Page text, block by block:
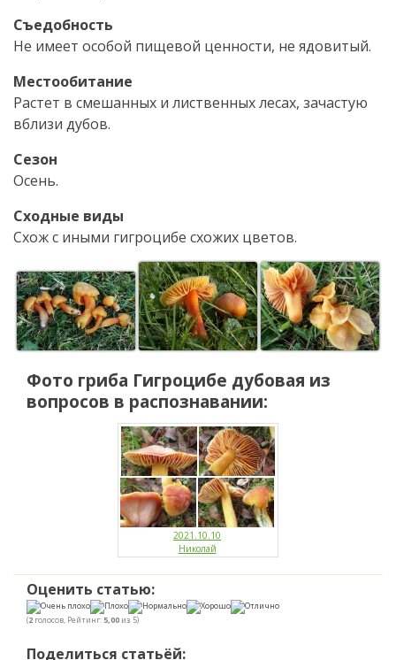
Съедобность
Не имеет особой пищевой ценности, не ядовитый.
Местообитание
Растет в смешанных и лиственных лесах, зачастую
вблизи дубов.
Сезон
Осень.
Сходные виды
Схож с иными гигроцибе схожих цветов.
Фото гриба Гигроцибе дубовая из
вопросов в распознавании:
2021.10.10
Николай
Оценить статью:
(2 голосов, Рейтинг: 5,00 из 5)
Поделиться статьёй: